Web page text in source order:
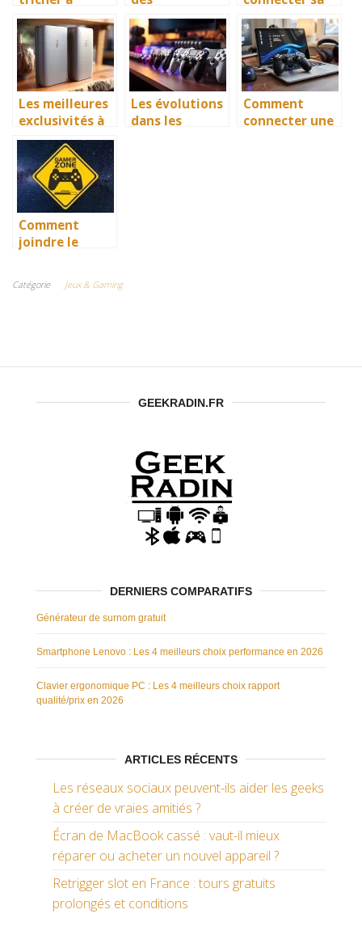
Gardenscapes
sans
générateur
performances :
PlayStation 5
vs Xbox Series
X
Xbox 360 en
WiFi (avec ou
sans
adaptateur
officiel)
Les meilleures
exclusivités à
venir sur
PlayStation 5
et Xbox Series
X
Les évolutions
dans les
Comment
connecter une
Comment
joindre le
obtenir des
Catégorie Jeux & Gaming
GEEKRADIN.FR
DERNIERS COMPARATIFS
Générateur de surnom gratuit
Smartphone Lenovo : Les 4 meilleurs choix performance en 2026
Clavier ergonomique PC : Les 4 meilleurs choix rapport
qualité/prix en 2026
ARTICLES RÉCENTS
Les réseaux sociaux peuvent-ils aider les geeks
à créer de vraies amitiés ?
Écran de MacBook cassé : vaut-il mieux
réparer ou acheter un nouvel appareil ?
Retrigger slot en France : tours gratuits
prolongés et conditions